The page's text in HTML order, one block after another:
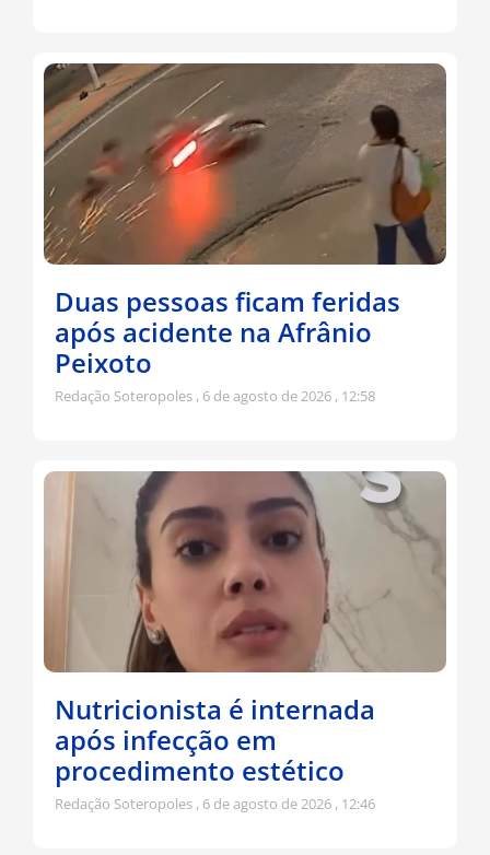
Duas pessoas ficam feridas
após acidente na Afrânio
Peixoto
Redação Soteropoles 6 de agosto de 2026 12:58
Nutricionista é internada
após infecção em
procedimento estético
Redação Soteropoles 6 de agosto de 2026 12:46